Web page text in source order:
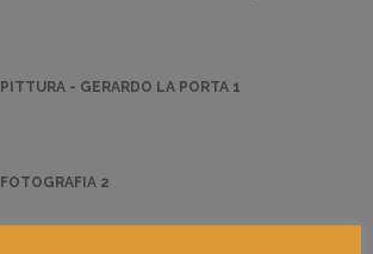
PITTURA - GERARDO LA PORTA 1
FOTOGRAFIA 2